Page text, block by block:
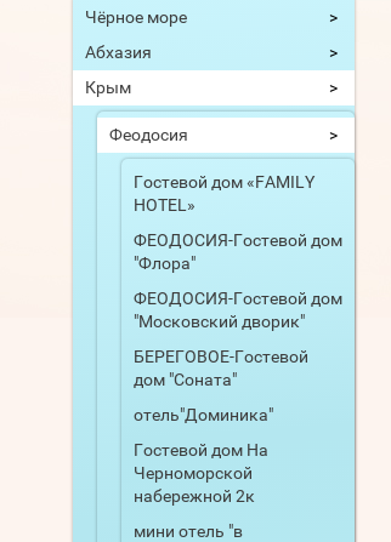
Чёрное море
Абхазия
Крым
Феодосия
Гостевой дом «FAMILY
HOTEL»
ФЕОДОСИЯ-Гостевой дом
"Флора"
ФЕОДОСИЯ-Гостевой дом
"Московский дворик"
БЕРЕГОВОЕ-Гостевой
дом "Соната"
отель"Доминика"
Гостевой дом На
Черноморской
набережной 2к
мини отель "в